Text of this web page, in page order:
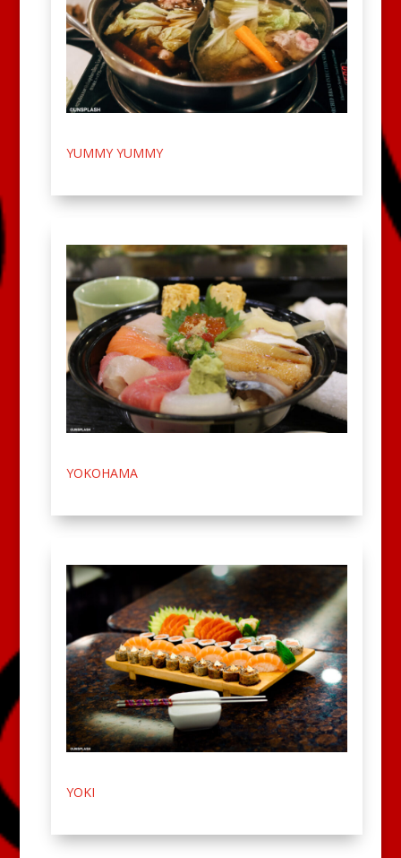
YUMMY YUMMY
YOKOHAMA
YOKI